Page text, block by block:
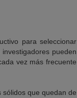
para seleccionar
pueden
vez más frecuente
que quedan de